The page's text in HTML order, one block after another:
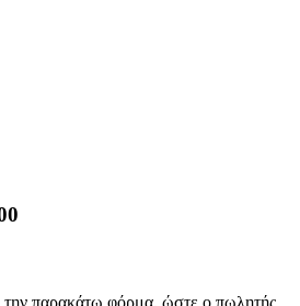
παρακάτω φόρμα, ώστε ο πωλητής